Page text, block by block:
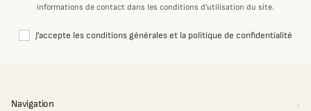
informations de contact dans les conditions d'utilisation du site.
J'accepte les conditions générales et la politique de confidentialité
Navigation